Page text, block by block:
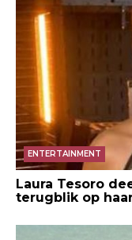
ENTERTAINMENT
Laura Tesoro
terugblik op